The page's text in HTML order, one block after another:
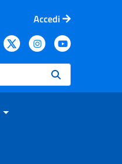
Accedi